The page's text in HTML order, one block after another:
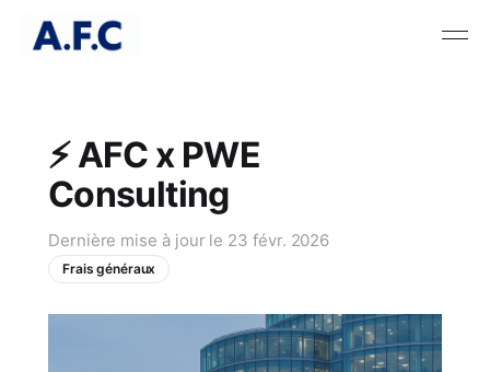
⚡ AFC x PWE
Consulting
Dernière mise à jour le 23 févr. 2026
Frais généraux